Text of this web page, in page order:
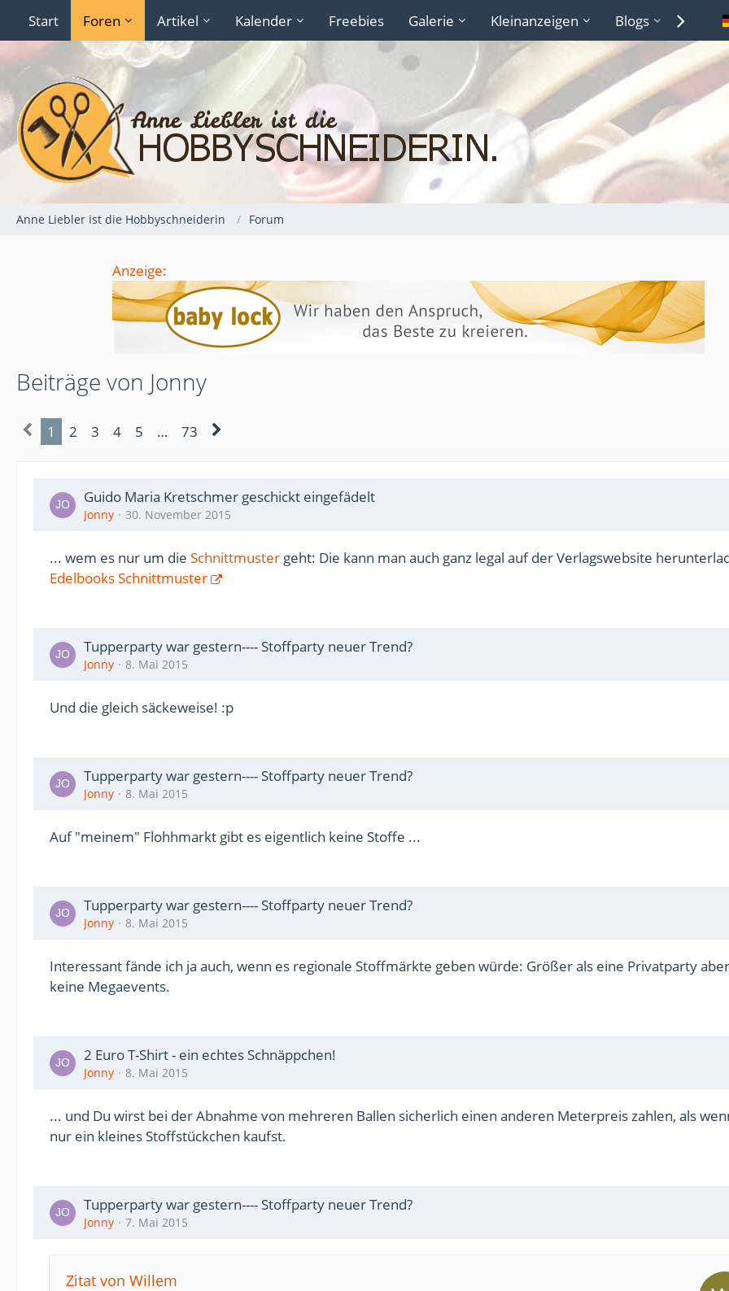
Start Foren Artikel Kalender Freebies Galerie Kleinanzeigen Blogs
Anne Liebler ist die Hobbyschneiderin Forum
Anzeige:
Beiträge von Jonny
1 2 3 4 5 … 73
Guido Maria Kretschmer geschickt eingefädelt
Jonny 30. November 2015
... wem es nur um die Schnittmuster geht: Die kann man auch ganz legal auf der Verlagswebsite
Edelbooks Schnittmuster
Tupperparty war gestern---- Stoffparty neuer Trend?
Jonny 8. Mai 2015
Und die gleich säckeweise! :p
Tupperparty war gestern---- Stoffparty neuer Trend?
Jonny 8. Mai 2015
Auf "meinem" Flohhmarkt gibt es eigentlich keine Stoffe ...
Tupperparty war gestern---- Stoffparty neuer Trend?
Jonny 8. Mai 2015
Interessant fände ich ja auch, wenn es regionale Stoffmärkte geben würde: Größer als eine Privatparty aber
keine Megaevents.
2 Euro T-Shirt - ein echtes Schnäppchen!
Jonny 8. Mai 2015
... und Du wirst bei der Abnahme von mehreren Ballen sicherlich einen anderen Meterpreis zahlen, als
nur ein kleines Stoffstückchen kaufst.
Tupperparty war gestern---- Stoffparty neuer Trend?
Jonny 7. Mai 2015
Zitat von Willem